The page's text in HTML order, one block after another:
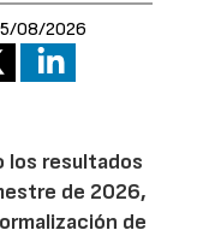
08/2026
los resultados
de 2026,
de